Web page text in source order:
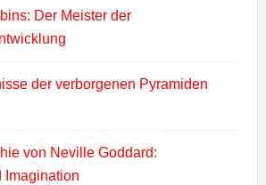
Der Meister der
der verborgenen Pyramiden
von Neville Goddard:
Imagination